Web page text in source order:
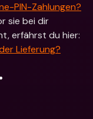
PIN-Zahlungen?
sie bei dir
Lieferung?